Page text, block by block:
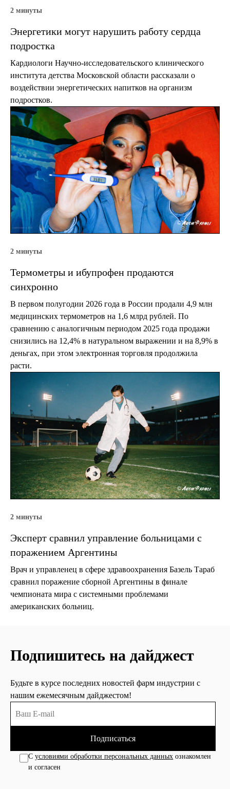
2 минуты
Энергетики могут нарушить работу сердца
подростка
Кардиологи Научно-исследовательского клинического
института детства Московской области рассказали о
воздействии энергетических напитков на организм
подростков.
2 минуты
Термометры и ибупрофен продаются
синхронно
В первом полугодии 2026 года в России продали 4,9 млн
медицинских термометров на 1,6 млрд рублей. По
сравнению с аналогичным периодом 2025 года продажи
снизились на 12,4% в натуральном выражении и на 8,9% в
деньгах, при этом электронная торговля продолжила
расти.
2 минуты
Эксперт сравнил управление больницами с
поражением Аргентины
Врач и управленец в сфере здравоохранения Базель Тараб
сравнил поражение сборной Аргентины в финале
чемпионата мира с системными проблемами
американских больниц.
Подпишитесь на дайджест
Будьте в курсе последних новостей фарм индустрии с
нашим ежемесячным дайджестом!
Подписаться
Сусловиями обработки персональных данных ознакомлен
и согласен